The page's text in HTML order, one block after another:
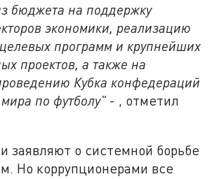
бюджета на поддержку
экономики, реализацию
программ и крупнейших
проектов, а также на
Кубка конфедераций
по футболу" - , отметил
заявляют о системной борьбе
Но коррупционерами все